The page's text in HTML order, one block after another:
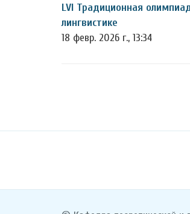
LVI Традиционная
лингвистике
18 февр. 2026 г., 13:34